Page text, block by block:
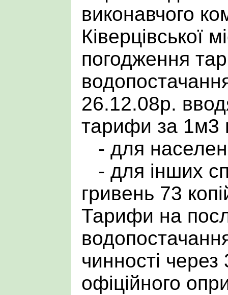
виконавчого
Ківерцівської
погодження
26.12.08р.
тарифи за 1м3
- для
- для інших
гривень 73
Тарифи на
чинності через
офіційного